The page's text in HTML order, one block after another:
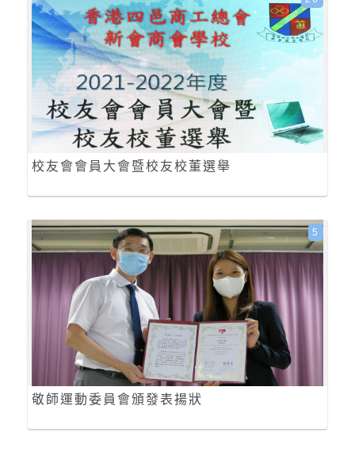
校友會會員大會暨校友校董選舉
敬師運動委員會頒發表揚狀
5